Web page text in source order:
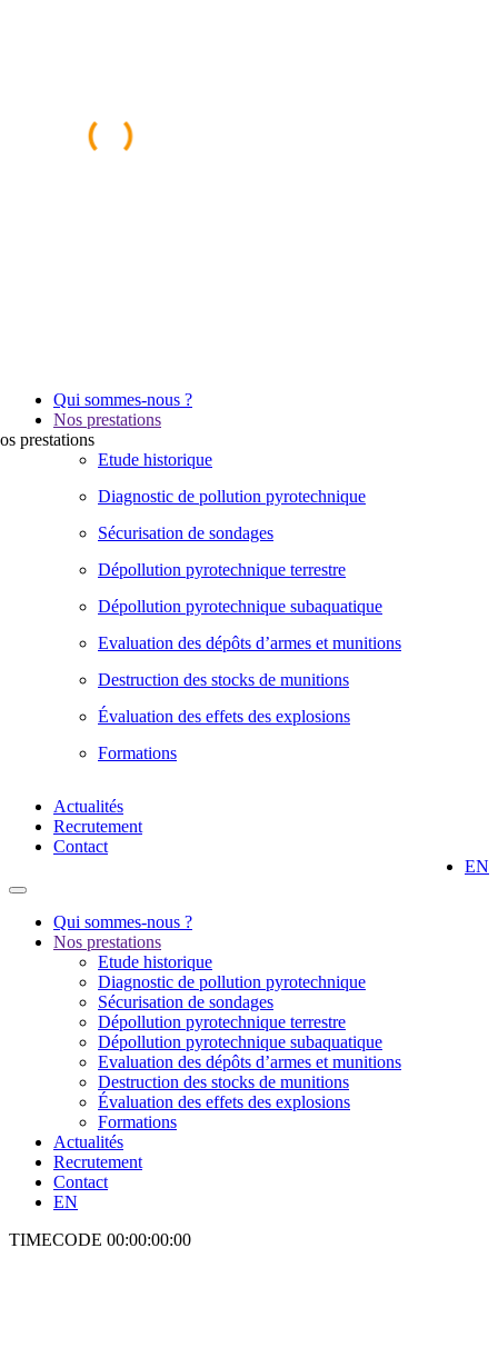
Qui sommes-nous ?
Nos prestations
prestations
Etude historique
Diagnostic de pollution pyrotechnique
Sécurisation de sondages
Dépollution pyrotechnique terrestre
Dépollution pyrotechnique subaquatique
Evaluation des dépôts d’armes et munitions
Destruction des stocks de munitions
Évaluation des effets des explosions
Formations
Actualités
Recrutement
Contact
EN
Qui sommes-nous ?
Nos prestations
Etude historique
Diagnostic de pollution pyrotechnique
Sécurisation de sondages
Dépollution pyrotechnique terrestre
Dépollution pyrotechnique subaquatique
Evaluation des dépôts d’armes et munitions
Destruction des stocks de munitions
Évaluation des effets des explosions
Formations
Actualités
Recrutement
Contact
EN
TIMECODE 00:00:00:00